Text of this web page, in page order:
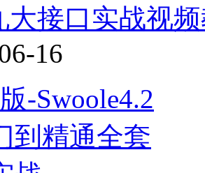
大接口实战视
16